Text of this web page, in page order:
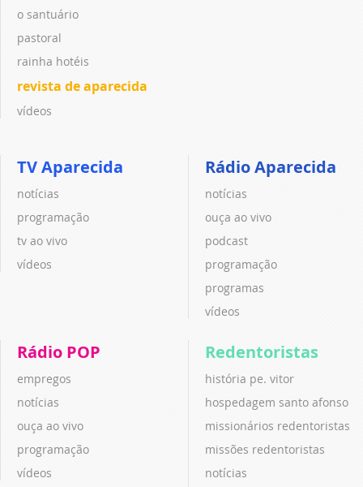
o santuário
pastoral
rainha hotéis
revista de aparecida
vídeos
TV Aparecida
notícias
programação
tv ao vivo
vídeos
Rádio Aparecida
notícias
ouça ao vivo
podcast
programação
programas
vídeos
Rádio POP
empregos
notícias
ouça ao vivo
programação
vídeos
Redentoristas
história pe. vitor
hospedagem santo afonso
missionários redentoristas
missões redentoristas
notícias